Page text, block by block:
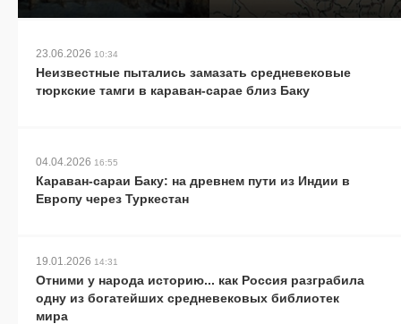
23.06.2026 10:34
Неизвестные пытались замазать средневековые
тюркские тамги в караван-сарае близ Баку
04.04.2026 16:55
Караван-сараи Баку: на древнем пути из Индии в
Европу через Туркестан
19.01.2026 14:31
Отними у народа историю... как Россия разграбила
одну из богатейших средневековых библиотек
мира